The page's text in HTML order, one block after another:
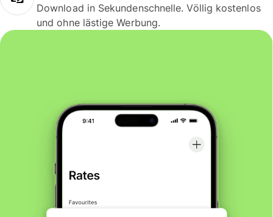
Download in Sekundenschnelle. Völlig kostenlos
und ohne lästige Werbung.